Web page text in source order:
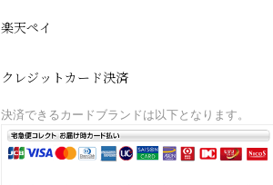
楽天ペイ
クレジットカード決済
決済できるカードブランドは以下となります。